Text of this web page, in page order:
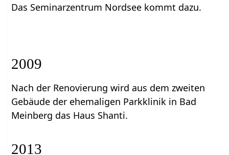
Das Seminarzentrum Nordsee kommt dazu.
2009
Nach der Renovierung wird aus dem zweiten
Gebäude der ehemaligen Parkklinik in Bad
Meinberg das Haus Shanti.
2013